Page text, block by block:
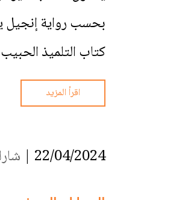
بحسب رواية إنجيل
كتاب التلميذ
اقرأ المزيد
22/04/2024 |